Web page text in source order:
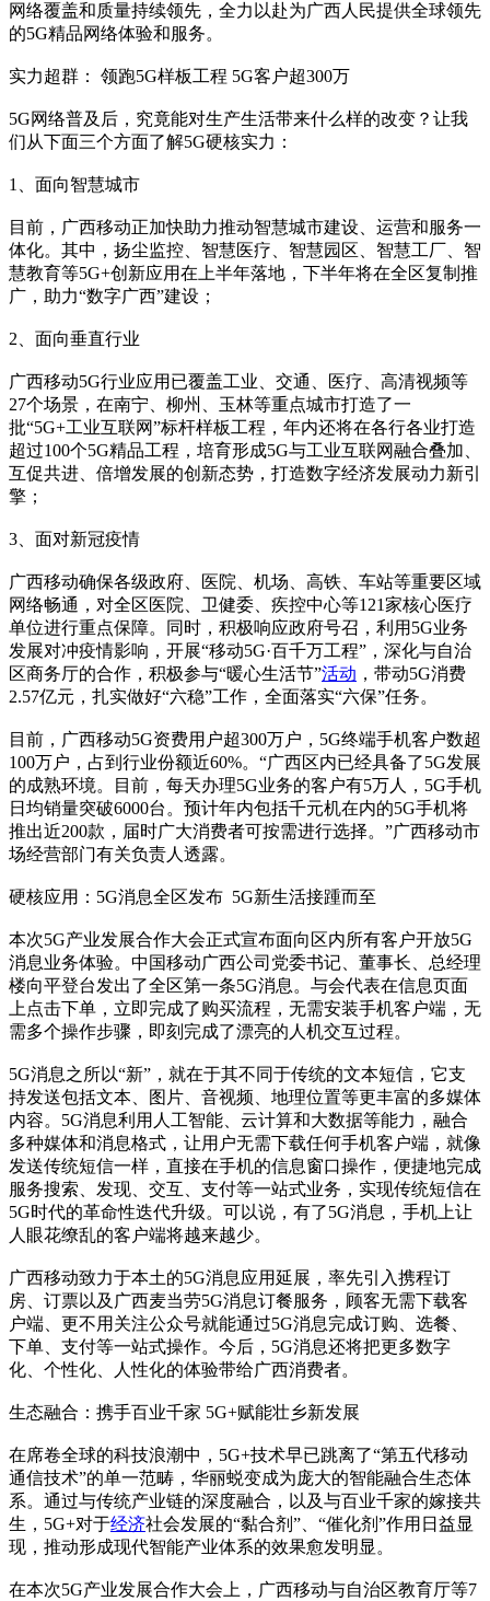
网络覆盖和质量持续领先，全力以赴为广西人民提供全球领先
的5G精品网络体验和服务。
实力超群： 领跑5G样板工程 5G客户超300万
5G网络普及后，究竟能对生产生活带来什么样的改变？让我
们从下面三个方面了解5G硬核实力：
1、面向智慧城市
目前，广西移动正加快助力推动智慧城市建设、运营和服务一
体化。其中，扬尘监控、智慧医疗、智慧园区、智慧工厂、智
慧教育等5G+创新应用在上半年落地，下半年将在全区复制推
广，助力“数字广西”建设；
2、面向垂直行业
广西移动5G行业应用已覆盖工业、交通、医疗、高清视频等
27个场景，在南宁、柳州、玉林等重点城市打造了一
批“5G+工业互联网”标杆样板工程，年内还将在各行各业打造
超过100个5G精品工程，培育形成5G与工业互联网融合叠加、
互促共进、倍增发展的创新态势，打造数字经济发展动力新引
擎；
3、面对新冠疫情
广西移动确保各级政府、医院、机场、高铁、车站等重要区域
网络畅通，对全区医院、卫健委、疾控中心等121家核心医疗
单位进行重点保障。同时，积极响应政府号召，利用5G业务
发展对冲疫情影响，开展“移动5G·百千万工程”，深化与自治
区商务厅的合作，积极参与“暖心生活节”活动 ，带动5G消费
2.57亿元，扎实做好“六稳”工作，全面落实“六保”任务。
目前，广西移动5G资费用户超300万户，5G终端手机客户数超
100万户，占到行业份额近60%。“广西区内已经具备了5G发展
的成熟环境。目前，每天办理5G业务的客户有5万人，5G手机
日均销量突破6000台。预计年内包括千元机在内的5G手机将
推出近200款，届时广大消费者可按需进行选择。”广西移动市
场经营部门有关负责人透露。
硬核应用：5G消息全区发布 5G新生活接踵而至
本次5G产业发展合作大会正式宣布面向区内所有客户开放5G
消息业务体验。中国移动广西公司党委书记、董事长、总经理
楼向平登台发出了全区第一条5G消息。与会代表在信息页面
上点击下单，立即完成了购买流程，无需安装手机客户端，无
需多个操作步骤，即刻完成了漂亮的人机交互过程。
5G消息之所以“新”，就在于其不同于传统的文本短信，它支
持发送包括文本、图片、音视频、地理位置等更丰富的多媒体
内容。5G消息利用人工智能、云计算和大数据等能力，融合
多种媒体和消息格式，让用户无需下载任何手机客户端，就像
发送传统短信一样，直接在手机的信息窗口操作，便捷地完成
服务搜索、发现、交互、支付等一站式业务，实现传统短信在
5G时代的革命性迭代升级。可以说，有了5G消息，手机上让
人眼花缭乱的客户端将越来越少。
广西移动致力于本土的5G消息应用延展，率先引入携程订
房、订票以及广西麦当劳5G消息订餐服务，顾客无需下载客
户端、更不用关注公众号就能通过5G消息完成订购、选餐、
下单、支付等一站式操作。今后，5G消息还将把更多数字
化、个性化、人性化的体验带给广西消费者。
生态融合：携手百业千家 5G+赋能壮乡新发展
在席卷全球的科技浪潮中，5G+技术早已跳离了“第五代移动
通信技术”的单一范畴，华丽蜕变成为庞大的智能融合生态体
系。通过与传统产业链的深度融合，以及与百业千家的嫁接共
生，5G+对于经济社会发展的“黏合剂”、“催化剂”作用日益显
现，推动形成现代智能产业体系的效果愈发明显。
在本次5G产业发展合作大会上，广西移动与自治区教育厅等7